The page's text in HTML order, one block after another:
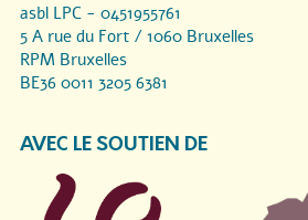
asbl LPC - 0451955761
5 A rue du Fort / 1060 Bruxelles
RPM Bruxelles
BE36 0011 3205 6381
AVEC LE SOUTIEN DE